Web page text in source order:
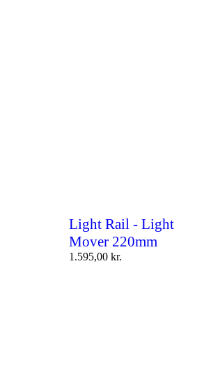
Light Rail - Light
Mover 220mm
1.595,00 kr.